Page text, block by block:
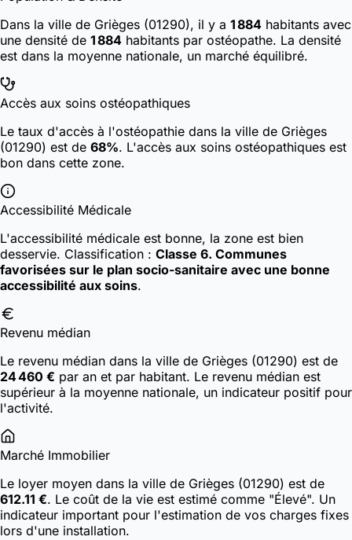
Dans la ville de Grièges (01290), il y a 1 884 habitants avec
une densité de 1 884 habitants par ostéopathe. La densité
est dans la moyenne nationale, un marché équilibré.
Accès aux soins ostéopathiques
Le taux d'accès à l'ostéopathie dans la ville de Grièges
(01290) est de 68%. L'accès aux soins ostéopathiques est
bon dans cette zone.
Accessibilité Médicale
L'accessibilité médicale est bonne, la zone est bien
desservie. Classification : Classe 6. Communes
favorisées sur le plan socio-sanitaire avec une bonne
accessibilité aux soins.
Revenu médian
Le revenu médian dans la ville de Grièges (01290) est de
24 460 € par an et par habitant. Le revenu médian est
supérieur à la moyenne nationale, un indicateur positif pour
l'activité.
Marché Immobilier
Le loyer moyen dans la ville de Grièges (01290) est de
612.11 €. Le coût de la vie est estimé comme "Élevé". Un
indicateur important pour l'estimation de vos charges fixes
lors d'une installation.